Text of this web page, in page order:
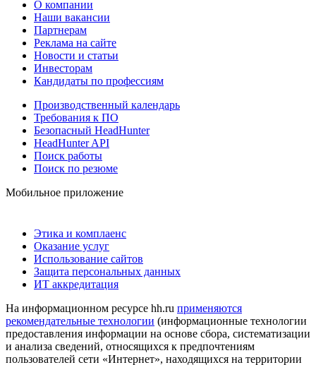
О компании
Наши вакансии
Партнерам
Реклама на сайте
Новости и статьи
Инвесторам
Кандидаты по профессиям
Производственный календарь
Требования к ПО
Безопасный HeadHunter
HeadHunter API
Поиск работы
Поиск по резюме
Мобильное приложение
Этика и комплаенс
Оказание услуг
Использование сайтов
Защита персональных данных
ИТ аккредитация
На информационном ресурсе hh.ru применяются
рекомендательные технологии (информационные технологии
предоставления информации на основе сбора, систематизации
и анализа сведений, относящихся к предпочтениям
пользователей сети «Интернет», находящихся на территории